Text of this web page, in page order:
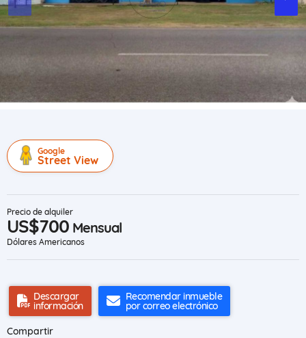
Google
Street View
Precio de alquiler
US$700 Mensual
Dólares Americanos
Descargar
información
Recomendar inmueble
por correo electrónico
Compartir